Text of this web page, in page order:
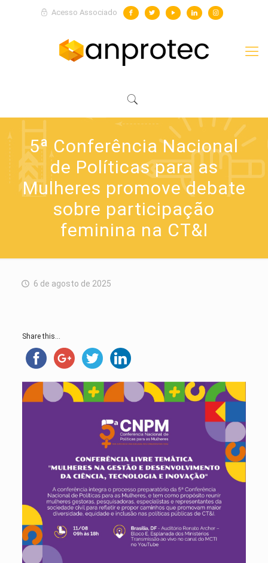
Acesso Associado
5ª Conferência Nacional
de Políticas para as
Mulheres promove debate
sobre participação
feminina na CT&I
6 de agosto de 2025
Share this...